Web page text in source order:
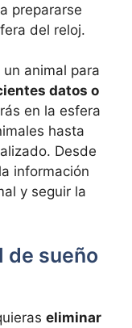
prepararse
del reloj.
animal para
datos o
en la esfera
hasta
Desde
información
y seguir la
de sueño
eliminar